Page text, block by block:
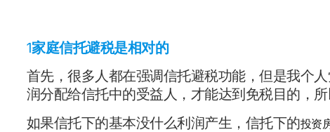
1家庭信托避税是相对的
首先，很多人都在强调信托避税功能，但是我个
润分配给信托中的受益人，才能达到免税目的，
如果信托下的基本没什么利润产生，信托下的投资